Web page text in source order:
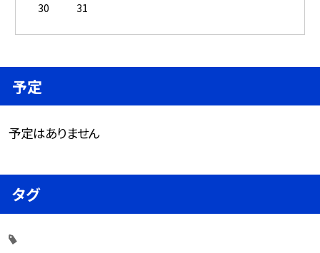
30
31
予定
予定はありません
タグ